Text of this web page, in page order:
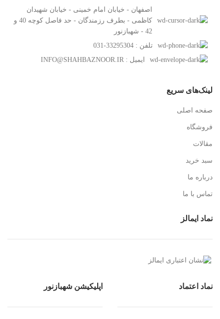
اصفهان - خیابان امام خمینی - خیابان شهیدان
کاظمی - بطرف رزمندگان - حد فاصل کوچه 40 و
42 - شهبازنور
تلفن : 33295304-031
ایمیل : INFO@SHAHBAZNOOR.IR
لینک‌های سریع
صفحه اصلی
فروشگاه
مقالات
سبد خرید
درباره ما
تماس با ما
نماد ایمالز
نماد اعتماد اپلیکیشن شهبازنور